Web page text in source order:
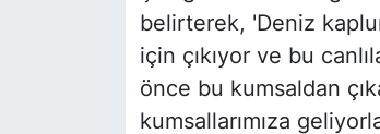
belirterek, 'Deniz
için çıkıyor ve bu
önce bu kumsaldan
kumsallarımıza